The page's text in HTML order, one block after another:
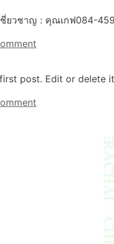
วชาญ : คุณเกฟ084-
post. Edit or delete